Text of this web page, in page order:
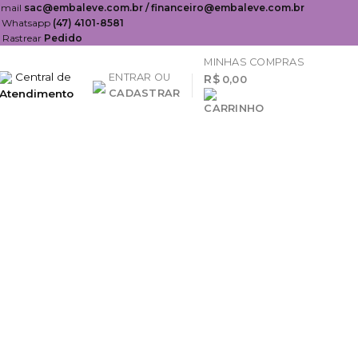
sac@embaleve.com.br / financeiro@embaleve.com.br
Whatsapp (47) 4101-8581
Rastrear Pedido
Central de
Atendimento
ENTRAR OU
CADASTRAR
MINHAS COMPRAS
R$ 0,00